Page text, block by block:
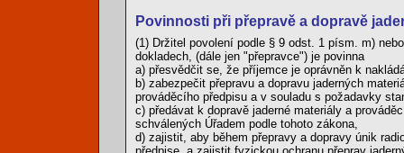
Povinnosti při přepravě a dopravě
(1) Držitel povolení podle § 9 odst. 1 písm. m)
dokladech, (dále jen "přepravce") je povinna
a) přesvědčit se, že příjemce je oprávněn k
b) zabezpečit přepravu a dopravu jaderných
prováděcího předpisu a v souladu s požadavky
c) předávat k dopravě jaderné materiály a
schválených Úřadem podle tohoto zákona,
d) zajistit, aby během přepravy a dopravy únik